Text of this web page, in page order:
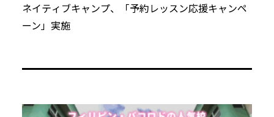
ネイティブキャンプ、「予約レッスン応援キャンペ
ーン」実施